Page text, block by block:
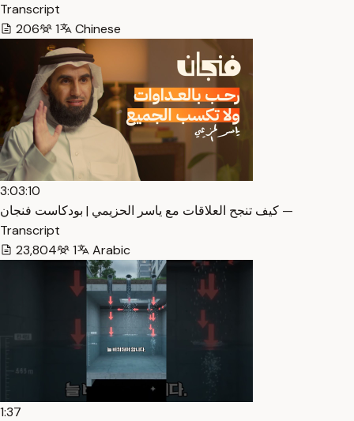
Transcript
206
1 Chinese
3:03:10
كيف تنجح العلاقات مع ياسر الحزيمي | بودكاست فنجان —
Transcript
23,804
1 Arabic
1:37